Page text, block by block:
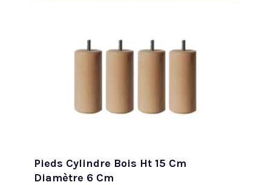
Pieds Cylindre Bois Ht 15 Cm
Diamètre 6 Cm